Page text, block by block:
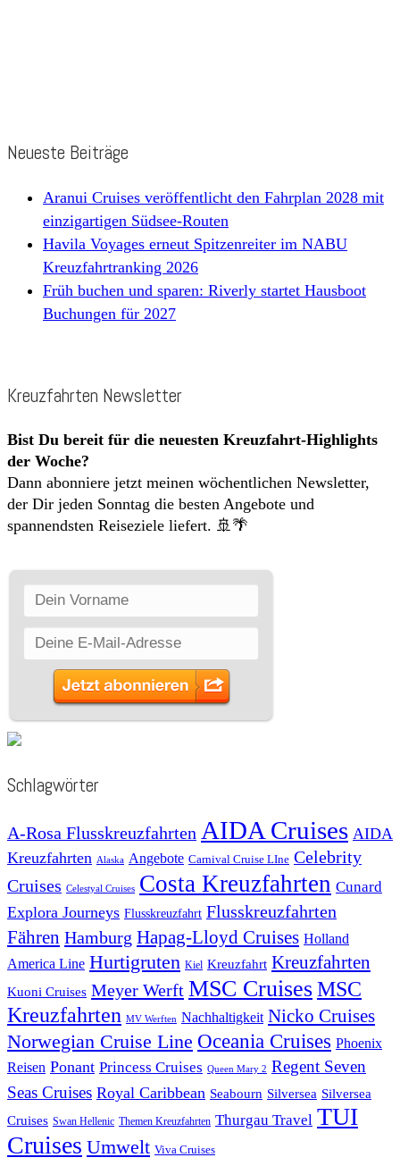
Neueste Beiträge
Aranui Cruises veröffentlicht den Fahrplan 2028 mit
einzigartigen Südsee-Routen
Havila Voyages erneut Spitzenreiter im NABU
Kreuzfahrtranking 2026
Früh buchen und sparen: Riverly startet Hausboot
Buchungen für 2027
Kreuzfahrten Newsletter
Bist Du bereit für die neuesten Kreuzfahrt-Highlights
der Woche?
Dann abonniere jetzt meinen wöchentlichen Newsletter,
der Dir jeden Sonntag die besten Angebote und
spannendsten Reiseziele liefert. 🚢🌴
Schlagwörter
A-Rosa Flusskreuzfahrten AIDA Cruises AIDA
Kreuzfahrten
Alaska Angebote Carnival Cruise LIne Celebrity
Cruises Celestyal Cruises Costa Kreuzfahrten Cunard
Explora Journeys Flusskreuzfahrt Flusskreuzfahrten
Fähren Hamburg Hapag-Lloyd Cruises Holland
America Line Hurtigruten Kiel Kreuzfahrt Kreuzfahrten
Kuoni Cruises Meyer Werft MSC CruisesMSC
Kreuzfahrten MV Werften Nachhaltigkeit Nicko Cruises
Norwegian Cruise Line Oceania Cruises Phoenix
Reisen Ponant Princess Cruises Queen Mary 2 Regent Seven
Seas Cruises Royal Caribbean Seabourn Silversea Silversea
Cruises Swan Hellenic Themen Kreuzfahrten Thurgau Travel TUI
Cruises Umwelt Viva Cruises